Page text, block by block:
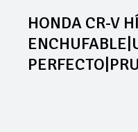
HONDA CR-V